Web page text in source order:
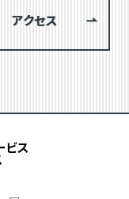
アクセス
ビス